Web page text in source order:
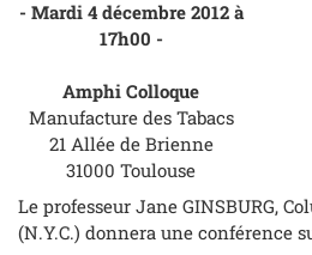
- Mardi 4 décembre 2012 à
17h00 -
Amphi Colloque
Manufacture des Tabacs
21 Allée de Brienne
31000 Toulouse
Le professeur Jane GINSBURG,
(N.Y.C.) donnera une conférence